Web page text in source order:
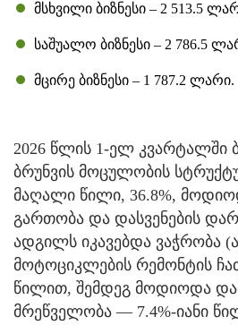
მსხვილი ბიზნესი – 2 513.5
საშუალო ბიზნესი – 2 786.5
მცირე ბიზნესი – 1 787.2 ლარი.
2026 წლის 1-ელ კვარტალში
ბრუნვის მოცულობის
მაღალი წილი, 36.8%,
გართობა და დასვენების
ადგილს იკავებდა ვაჭრობა
მოტოციკლების რემონტის
წილით, შემდეგ მოდიოდა
მრეწველობა — 7.4%-იანი